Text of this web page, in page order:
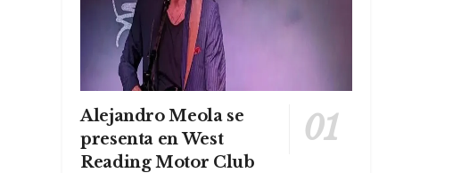
Alejandro Meola se
presenta en West
Reading Motor Club